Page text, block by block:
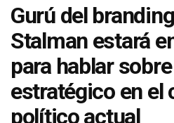
Gurú del
Stalman estará
para hablar
estratégico en el
político actual